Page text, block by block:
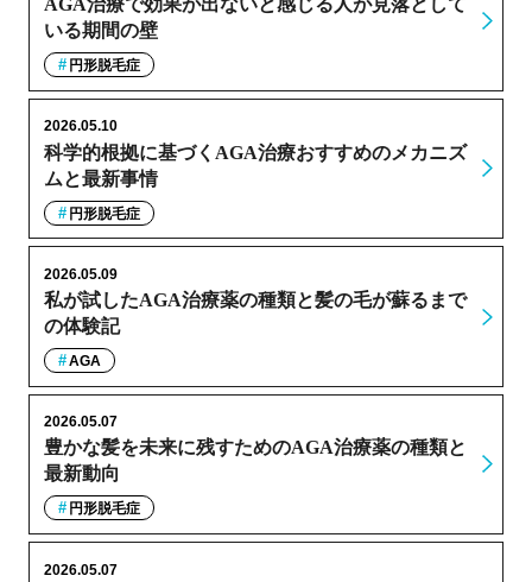
AGA治療で効果が出ないと感じる人が見落として
いる期間の壁
円形脱毛症
科学的根拠に基づくAGA治療おすすめのメカニズ
ムと最新事情
2026.05.10
円形脱毛症
私が試したAGA治療薬の種類と髪の毛が蘇るまで
の体験記
2026.05.09
AGA
豊かな髪を未来に残すためのAGA治療薬の種類と
最新動向
2026.05.07
円形脱毛症
2026.05.07